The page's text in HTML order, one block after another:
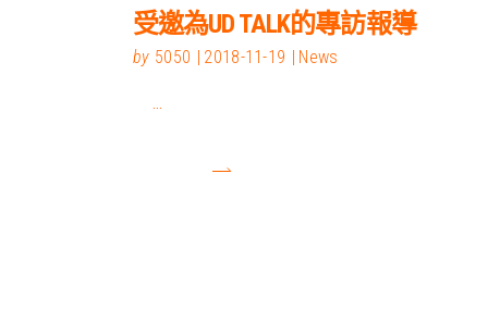
受邀為UD TALK的專訪報導
by 5050 2018-11-19 News